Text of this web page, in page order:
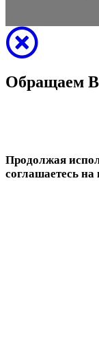
Обращаем
Продолжая
соглашаетесь